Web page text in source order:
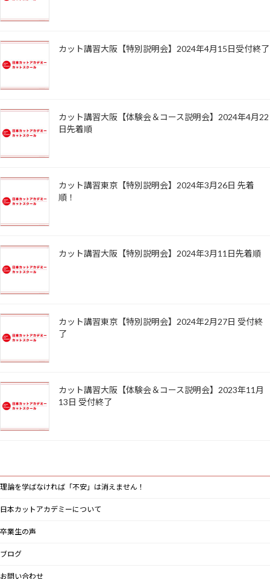
カット講習大阪【特別説明会】2024年4月15日受付終了
カット講習大阪【体験会＆コース説明会】2024年4月22
日先着順
カット講習東京【特別説明会】2024年3月26日 先着
順！
カット講習大阪【特別説明会】2024年3月11日先着順
カット講習東京【特別説明会】2024年2月27日 受付終
了
カット講習大阪【体験会＆コース説明会】2023年11月
13日 受付終了
理論を学ばなければ「不安」は消えません！
日本カットアカデミーについて
卒業生の声
ブログ
お問い合わせ